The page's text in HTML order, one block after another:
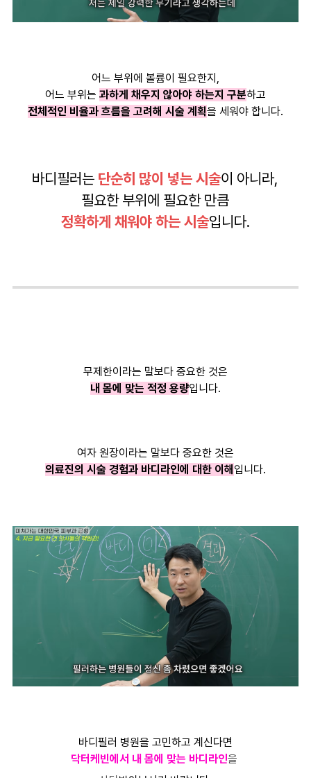
어느 부위에 볼륨이 필요한지,
어느 부위는 과하게 채우지 않아야 하는지 구분하고
전체적인 비율과 흐름을 고려해 시술 계획을 세워야 합니다.
바디필러는 단순히 많이 넣는 시술이 아니라,
필요한 부위에 필요한 만큼
정확하게 채워야 하는 시술입니다.
무제한이라는 말보다 중요한 것은
내 몸에 맞는 적정 용량입니다.
여자 원장이라는 말보다 중요한 것은
의료진의 시술 경험과 바디라인에 대한 이해 입니다.
바디필러 병원을 고민하고 계신다면
닥터케빈에서 내 몸에 맞는 바디라인을